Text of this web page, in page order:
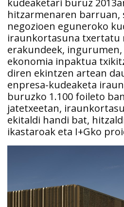
hitzarmenaren barruan,
negozioen eguneroko
iraunkortasuna txertatu
erakundeek,
ekonomia inpaktua
diren ekintzen artean
enpresa-kudeaketa
buruzko 1.100 foileto
jatetxeetan,
ekitaldi handi bat,
ikastaroak eta I+Gko